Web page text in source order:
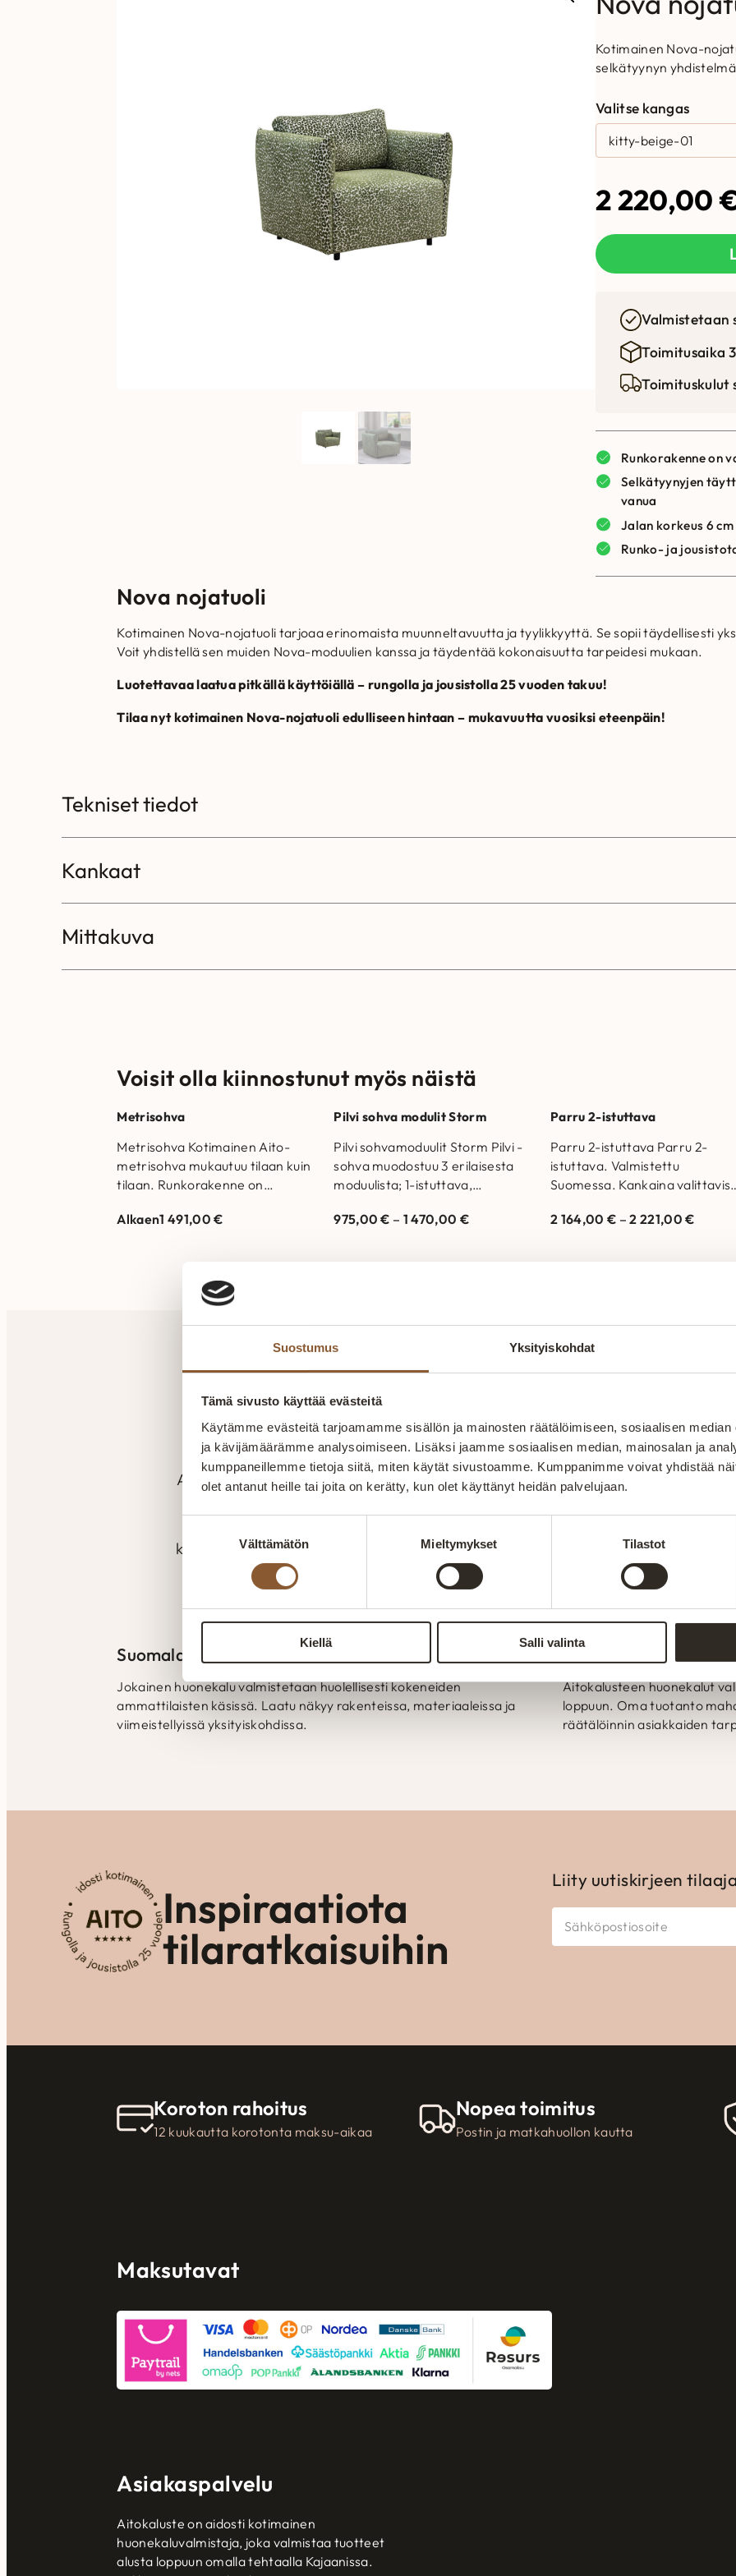
Suostumus Yksityiskohdat
Tämä sivusto käyttää evästeitä
Käytämme evästeitä tarjoamamme sisällön ja mainosten räätälöimiseen, sosiaalisen
ja kävijämäärämme analysoimiseen. Lisäksi jaamme sosiaalisen median, mainosalan ja
kumppaneillemme tietoja siitä, miten käytät sivustoamme. Kumppanimme voivat yhdistää
olet antanut heille tai joita on kerätty, kun olet käyttänyt heidän palvelujaan.
valinta
Välttämätön Mieltymykset Tilastot
Kiellä Salli valinta
Kotimainen Nova-
selkätyynyn
Valitse kangas
2 220,00
Valmistetaan
Toimitusaika
Toimituskulut
Runkorakenne on
Selkätyynyjen
vanua
Jalan korkeus 6 cm
Runko- ja
Nova nojatuoli
Kotimainen Nova-nojatuoli tarjoaa erinomaista muunneltavuutta ja tyylikkyyttä. Se sopii täydellisesti
Voit yhdistellä sen muiden Nova-moduulien kanssa ja täydentää kokonaisuutta tarpeidesi mukaan.
Luotettavaa laatua pitkällä käyttöiällä – rungolla ja jousistolla 25 vuoden takuu!
Tilaa nyt kotimainen Nova-nojatuoli edulliseen hintaan – mukavuutta vuosiksi eteenpäin!
Tekniset tiedot
Kankaat
Mittakuva
Voisit olla kiinnostunut myös näistä
Metrisohva
Metrisohva Kotimainen Aito-
metrisohva mukautuu tilaan kuin
tilaan. Runkorakenne on
Istuinpehmusteena HR50-
untuva/polyestervanu Runko- ja
jousistotakuu 25…
Alkaen1 491,00€
Pilvi sohva modulit Storm
Pilvi sohvamoduulit Storm Pilvi -
sohva muodostuu 3 erilaisesta
moduulista; 1-istuttava,
on saatavilla eri kokoisina
975,00€ – 1 470,00 €
Parru 2-istuttava
Parru 2-istuttava Parru 2-
istuttava. Valmistettu
Suomessa. Kankaina
Poodle. Runkorakenne on
2 164,00 € –2 221,00€
Aitokaluste – aidosti
Aitokaluste tekee huonekalut sohvista sänkyihin paremmin – kotimaisesti,
kokemuksella pyritään kuuntelemaan ja räätälöimään tuotteet asiakkaiden
tilaan kuin tilaan. Kaikki valikoimamme huonekalut valmistetaan Kajaanin
myönnetty Avainlippu-merkki kertoo Suomessa valmistetuista tuotteista.
suomalaisen työn lippua.
Suomalaista laatutyötä
Jokainen huonekalu valmistetaan huolellisesti kokeneiden
ammattilaisten käsissä. Laatu näkyy rakenteissa, materiaaleissa ja
viimeistellyissä yksityiskohdissa.
Valmistetaan
Aitokalusteen huonekalut
loppuun. Oma tuotanto
räätälöinnin asiakkaiden
Inspiraatiota
tilaratkaisuihin
Liity uutiskirjeen
Koroton rahoitus
12 kuukautta korotonta maksu-aikaa
Nopea toimitus
Postin ja matkahuollon kautta
Maksutavat
Asiakaspalvelu
Aitokaluste on aidosti kotimainen
huonekaluvalmistaja, joka valmistaa tuotteet
alusta loppuun omalla tehtaalla Kajaanissa.